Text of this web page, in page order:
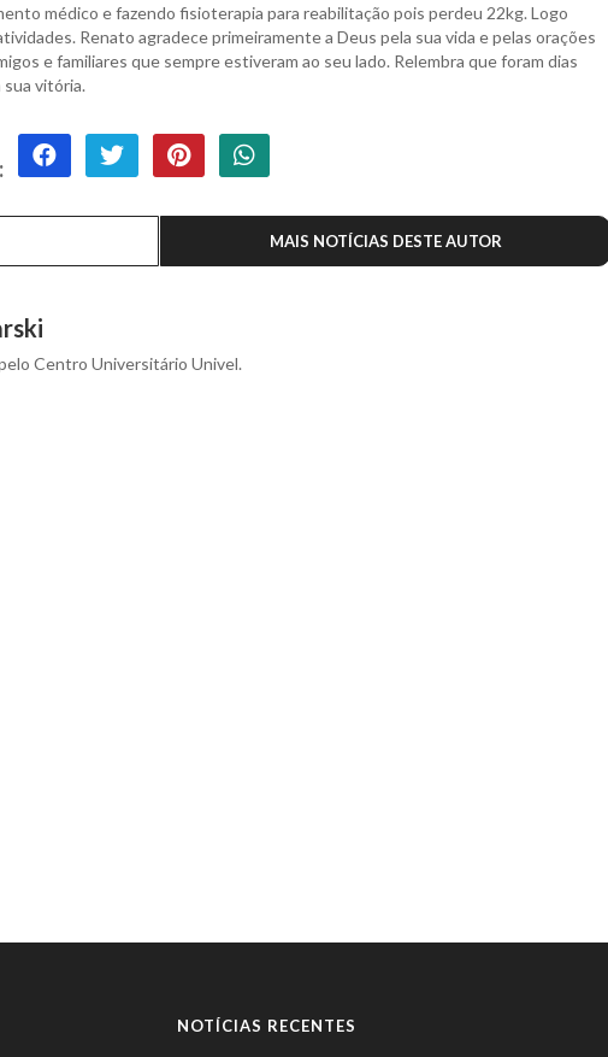
médico e fazendo fisioterapia para reabilitação pois perdeu 22kg. Logo
Renato agradece primeiramente a Deus pela sua vida e pelas orações
e familiares que sempre estiveram ao seu lado. Relembra que foram dias
vitória.
MAIS NOTÍCIAS DESTE AUTOR
Centro Universitário Univel.
NOTÍCIAS RECENTES